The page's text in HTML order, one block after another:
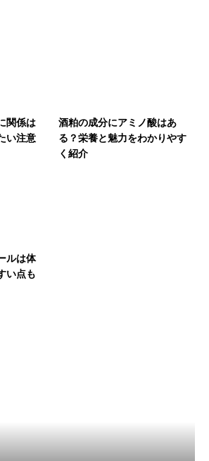
関係は
い注意
酒粕の成分にアミノ酸はあ
る？栄養と魅力をわかりやす
く紹介
ルは体
い点も